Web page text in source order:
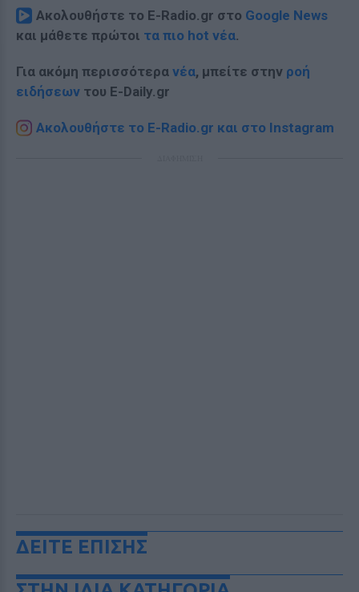
Ακολουθήστε το E-Radio.gr στο Google News
και μάθετε πρώτοι τα πιο hot νέα.
Για ακόμη περισσότερα νέα, μπείτε στην ροή
ειδήσεων του E-Daily.gr
Ακολουθήστε το E-Radio.gr και στο Instagram
ΔΕΙΤΕ ΕΠΙΣΗΣ